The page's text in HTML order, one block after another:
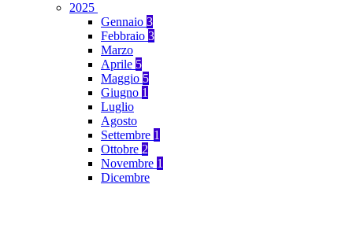
2025
Gennaio 3
Febbraio 3
Marzo
Aprile 5
Maggio 5
Giugno 1
Luglio
Agosto
Settembre 1
Ottobre 2
Novembre 1
Dicembre